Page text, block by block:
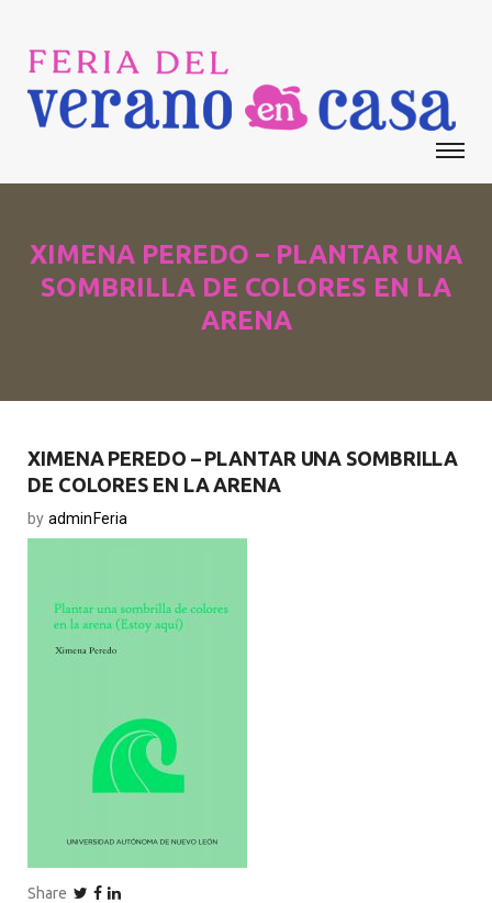
XIMENA PEREDO – PLANTAR UNA
SOMBRILLA DE COLORES EN LA
ARENA
XIMENA PEREDO – PLANTAR UNA SOMBRILLA
DE COLORES EN LA ARENA
by adminFeria
Share